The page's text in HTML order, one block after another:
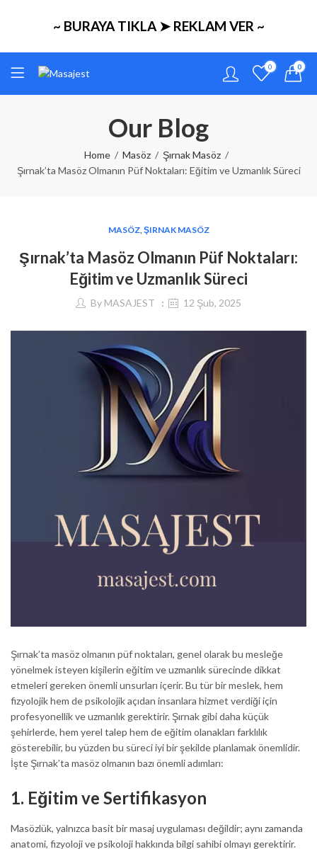
~ BURAYA TIKLA ➤ REKLAM VER ~
0 0
Our Blog
Home Masöz
Şırnak Masöz
Şırnak’ta Masöz Olmanın Püf Noktaları: Eğitim ve Uzmanlık Süreci
MASÖZ,ŞIRNAK MASÖZ
Şırnak’ta Masöz Olmanın Püf Noktaları:
Eğitim ve Uzmanlık Süreci
By MASAJEST 12 Şub, 2025
Şırnak’ta masöz olmanın püf noktaları, genel olarak bu mesleğe
yönelmek isteyen kişilerin eğitim ve uzmanlık sürecinde dikkat
etmeleri gereken önemli unsurları içerir. Bu tür bir meslek, hem
fizyolojik hem de psikolojik açıdan insanlara hizmet verdiği için
profesyonellik ve uzmanlık gerektirir. Şırnak gibi daha küçük
şehirlerde, hem yerel talep hem de eğitim olanakları farklılık
gösterebilir, bu yüzden bu süreci iyi bir şekilde planlamak önemlidir.
İşte Şırnak’ta masöz olmanın bazı önemli adımları:
1. Eğitim ve Sertifikasyon
Masözlük, yalnızca basit bir masaj uygulaması değildir; aynı zamanda
anatomi, fizyoloji ve psikoloji hakkında bilgi sahibi olmayı gerektirir.